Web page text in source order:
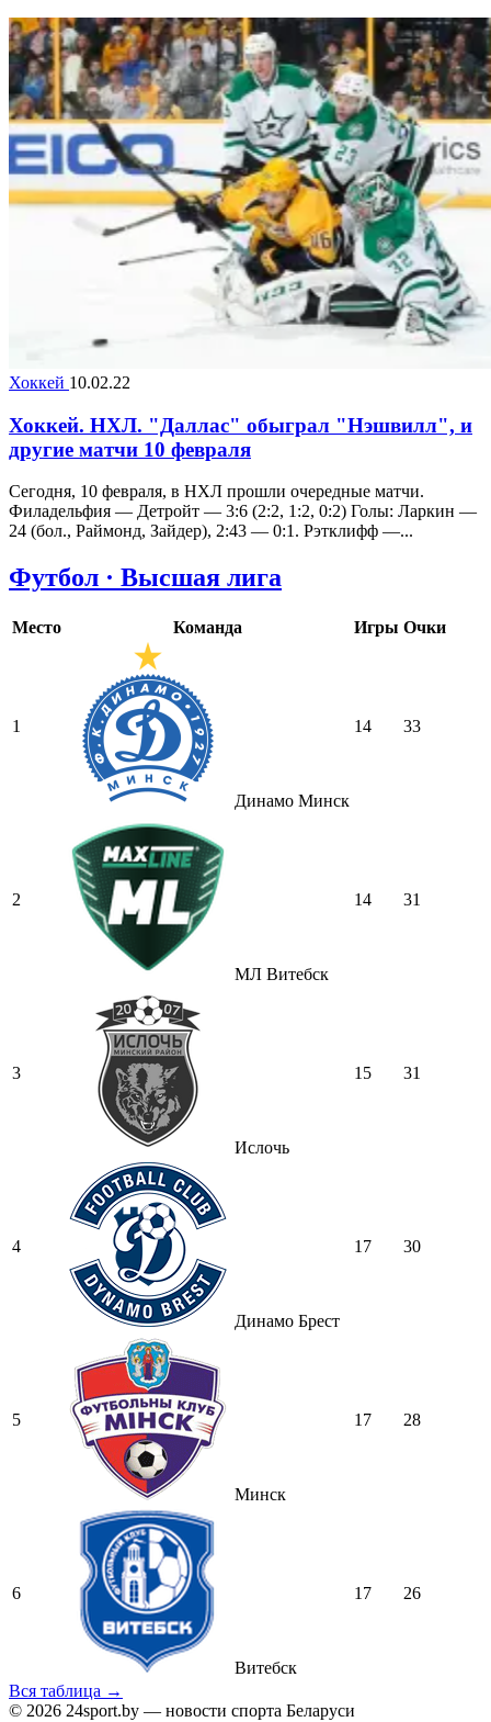
Хоккей 10.02.22
Хоккей. НХЛ. "Даллас" обыграл "Нэшвилл", и
другие матчи 10 февраля
Сегодня, 10 февраля, в НХЛ прошли очередные матчи.
Филадельфия — Детройт — 3:6 (2:2, 1:2, 0:2) Голы: Ларкин —
24 (бол., Раймонд, Зайдер), 2:43 — 0:1. Рэтклифф —...
Футбол · Высшая лига
Место Команда Игры Очки
1
Динамо Минск
14 33
2
МЛ Витебск
14 31
3
Ислочь
15 31
4
Динамо Брест
17 30
5
Минск
17 28
6
Витебск
17 26
Вся таблица →
© 2026 24sport.by — новости спорта Беларуси